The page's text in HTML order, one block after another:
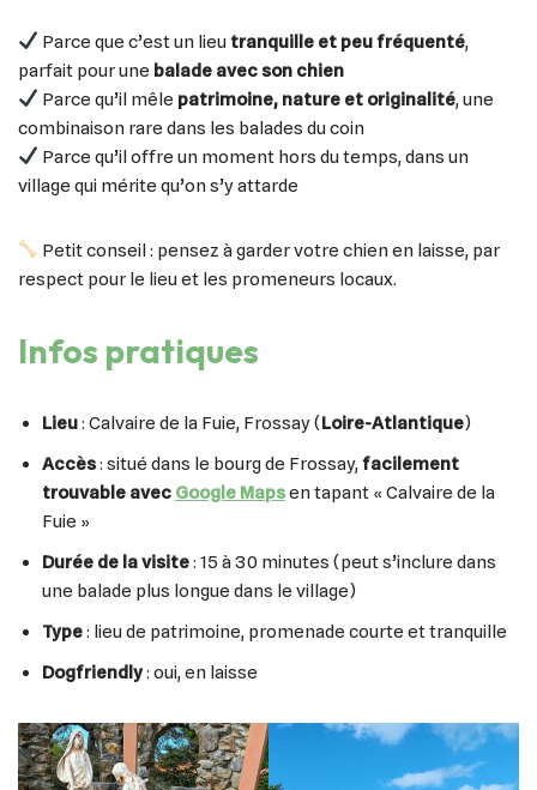
Parce que c’est un lieu tranquille et peu fréquenté,
parfait pour une balade avec son chien
Parce qu’il mêle patrimoine, nature et originalité, une
combinaison rare dans les balades du coin
Parce qu’il offre un moment hors du temps, dans un
village qui mérite qu’on s’y attarde
Petit conseil : pensez à garder votre chien en laisse, par
respect pour le lieu et les promeneurs locaux.
Infos pratiques
Lieu: Calvaire de la Fuie, Frossay (Loire-Atlantique)
Accès: situé dans le bourg de Frossay,facilement
trouvable avec Google Mapsen tapant « Calvaire de la
Fuie »
Durée de la visite: 15 à 30 minutes (peut s’inclure dans
une balade plus longue dans le village)
Type: lieu de patrimoine, promenade courte et tranquille
Dogfriendly: oui, en laisse